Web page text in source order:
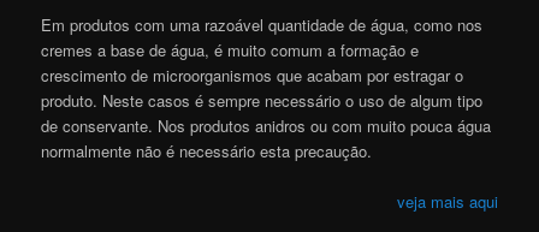
Em produtos com uma razoável quantidade de água, como nos
cremes a base de água, é muito comum a formação e
crescimento de microorganismos que acabam por estragar o
produto. Neste casos é sempre necessário o uso de algum tipo
de conservante. Nos produtos anidros ou com muito pouca água
normalmente não é necessário esta precaução.
veja mais aqui